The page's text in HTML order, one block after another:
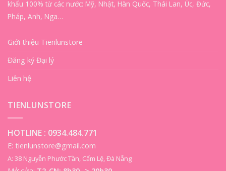
khẩu 100% từ các nước: Mỹ, Nhật, Hàn Quốc, Thái Lan, Úc, Đức,
Pháp, Anh, Nga…
Giới thiệu Tienlunstore
Đăng ký Đại lý
Liên hệ
TIENLUNSTORE
HOTLINE : 0934.484.771
E: tienlunstore@gmail.com
A: 38 Nguyễn Phước Tần, Cẩm Lệ, Đà Nẵng